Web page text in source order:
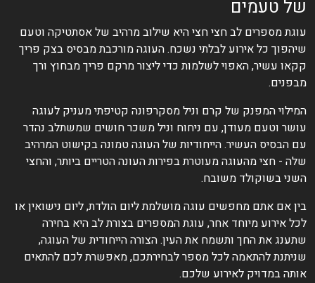
של טעמים
עוגת מספרים לב חצי חצי היא שילוב מרהיב של אסתטיקה וטעם
שיהפוך כל אירוע לבלתי נשכח. העוגה מורכבת מבסיס בצק פריך
קקאו עשיר, האפוי לשלמות כדי ליצור מרקם פריך מבחוץ ורך
מבפנים.
המילוי המפנק של קרם וניל מסקרפונה קטיפתי מעניק לעוגה
עושר וטעם מעודן, עם ניחוח וניל משכר חושים שמשתלב נהדר
עם הבסיס העשיר. הייחודיות של העוגה טמונה בקישוט המרהיב
שלה - חצי מהעוגה מעוטרת בפירות העונה הטריים ביותר, והחצי
השני בשוקולד משובח.
בין אם אתם מחפשים עוגה מושלמת ליום הולדת, ליום נישואין או
לכל אירוע מיוחד אחר, עוגת המספרים בצורת לב היא בחירה
שתענג את החך ותשמח את העין. הצורה הייחודית של העוגה,
שניתנת להתאמה לכל מספר לבחירתכם, מאפשרת לכם להתאים
אותה במדויק לאירוע שלכם.